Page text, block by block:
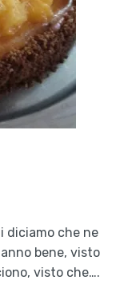
diciamo che ne
bene, visto
visto che….